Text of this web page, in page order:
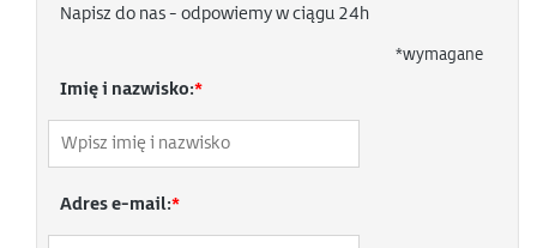
Napisz do nas - odpowiemy w ciągu 24h
*wymagane
Imię i nazwisko:*
Adres e-mail:*